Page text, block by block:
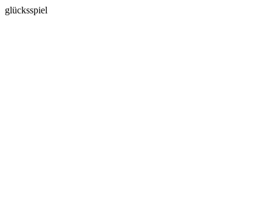
glücksspiel